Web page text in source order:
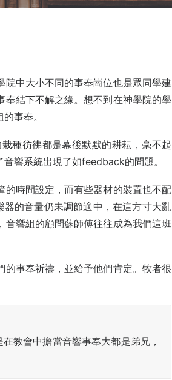
中大小不同的事奉崗位也是眾同學建
結下不解之緣。想不到在神學院的學
事奉。
種彷彿都是幕後默默的耕耘，毫不起
響系統出現了如feedback的問題。
時間設定，而有些器材的裝置也不配
的音量仍未調節適中，在這方寸大亂
音響組的顧問蘇師傅往往成為我們這班
事奉祈禱，並給予他們肯定。牧者很
教會中擔當音響事奉大都是弟兄，